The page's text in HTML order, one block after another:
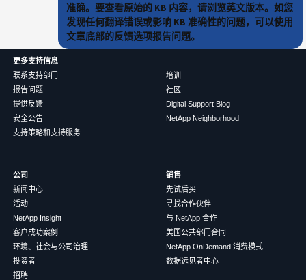
准确。要查看原始的 KB 内容，请浏览英文版本。如您
发现任何翻译错误或影响 KB 准确性的问题，可以使用
文章底部的反馈选项报告问题。
更多支持信息
联系支持部门
报告问题
提供反馈
安全公告
支持策略和支持服务
培训
社区
Digital Support Blog
NetApp Neighborhood
公司
新闻中心
活动
NetApp Insight
客户成功案例
环境、社会与公司治理
投资者
招聘
销售
先试后买
寻找合作伙伴
与 NetApp 合作
美国公共部门合同
NetApp OnDemand 消费模式
数据远见者中心